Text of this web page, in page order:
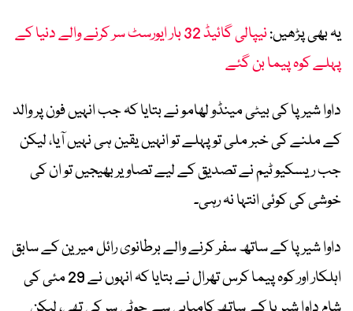
یہ بھی پڑھیں:
نیپالی گائیڈ 32 بار ایورسٹ سر کرنے والے دنیا کے
پہلے کوہ پیما بن گئے
داوا شیرپا کی بیٹی مینڈو لھامو نے بتایا کہ جب انہیں فون پر والد
کے ملنے کی خبر ملی تو پہلے تو انہیں یقین ہی نہیں آیا، لیکن
جب ریسکیو ٹیم نے تصدیق کے لیے تصاویر بھیجیں تو ان کی
خوشی کی کوئی انتہا نہ رہی۔
داوا شیرپا کے ساتھ سفر کرنے والے برطانوی رائل میرین کے سابق
اہلکار اور کوہ پیما کرس تھرال نے بتایا کہ انہوں نے 29 مئی کی